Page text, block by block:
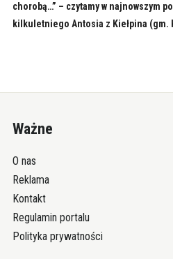
chorobą…” – czytamy w najnowszym
kilkuletniego Antosia z Kiełpina (gm.
Ważne
O nas
Reklama
Kontakt
Regulamin portalu
Polityka prywatności